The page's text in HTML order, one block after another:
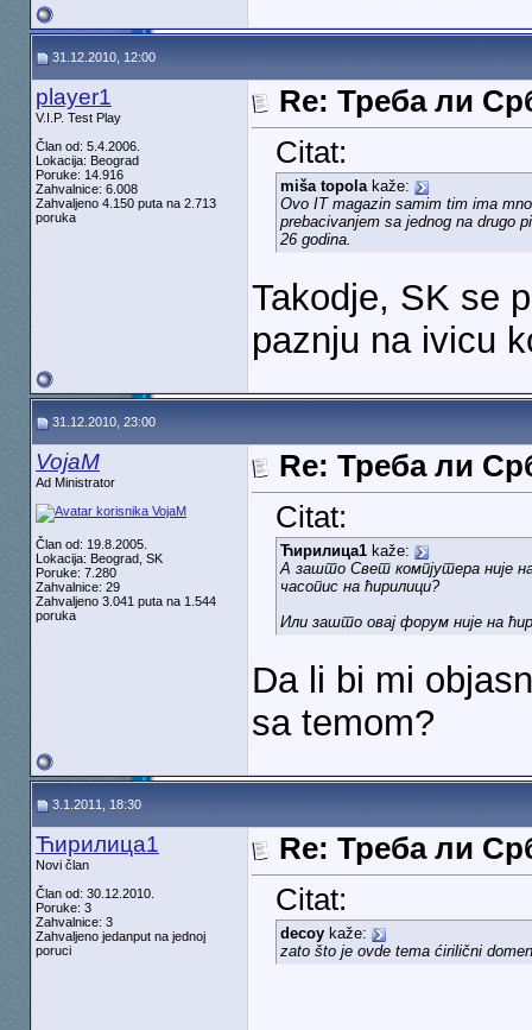
31.12.2010, 12:00
player1
V.I.P. Test Play
Član od: 5.4.2006.
Lokacija: Beograd
Poruke: 14.916
Zahvalnice: 6.008
Zahvaljeno 4.150 puta na 2.713
poruka
Re: Треба ли
Citat:
miša topolakaže:
Ovo IT magazin samim tim ima
prebacivanjem sa jednog na drugo
26 godina.
Takodje, SK se
paznju na ivicu
31.12.2010, 23:00
VojaM
Ad Ministrator
Član od: 19.8.2005.
Lokacija: Beograd, SK
Poruke: 7.280
Zahvalnice: 29
Zahvaljeno 3.041 puta na 1.544
poruka
Re: Треба ли
Citat:
Ћирилица1kaže:
А зашто Свет компјутера није
часопис на ћирилици?
Или зашто овај форум није на
Da li bi mi
sa temom?
3.1.2011, 18:30
Ћирилица1
Novi član
Član od: 30.12.2010.
Poruke: 3
Zahvalnice: 3
Zahvaljeno jedanput na jednoj
poruci
Re: Треба ли
Citat:
decoykaže:
zato što je ovde tema ćirilični